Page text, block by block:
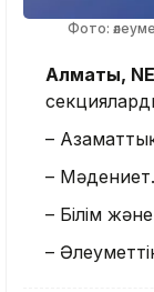
Фото:
Алматы,
–
–
– Білім
–